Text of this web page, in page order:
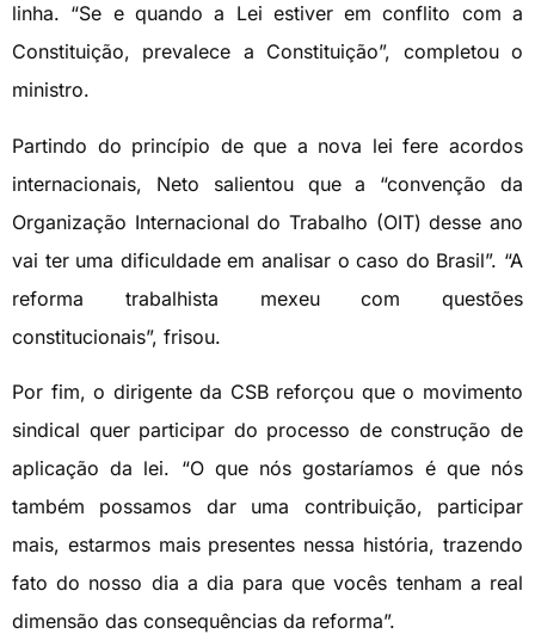
linha. “Se e quando a Lei estiver em conflito com a
Constituição, prevalece a Constituição”, completou o
ministro.
Partindo do princípio de que a nova lei fere acordos
internacionais, Neto salientou que a “convenção da
Organização Internacional do Trabalho (OIT) desse ano
vai ter uma dificuldade em analisar o caso do Brasil”. “A
reforma trabalhista mexeu com questões
constitucionais”, frisou.
Por fim, o dirigente da CSB reforçou que o movimento
sindical quer participar do processo de construção de
aplicação da lei. “O que nós gostaríamos é que nós
também possamos dar uma contribuição, participar
mais, estarmos mais presentes nessa história, trazendo
fato do nosso dia a dia para que vocês tenham a real
dimensão das consequências da reforma”.